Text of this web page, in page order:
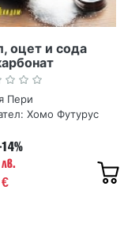
оцет и сода
Пери
Хомо Футурус
€